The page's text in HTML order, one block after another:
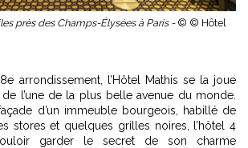
près des Champs-Élysées à Paris - © © Hôtel
arrondissement, l’Hôtel Mathis se la joue
l’une de la plus belle avenue du monde.
d’un immeuble bourgeois, habillé de
stores et quelques grilles noires, l’hôtel 4
garder le secret de son charme